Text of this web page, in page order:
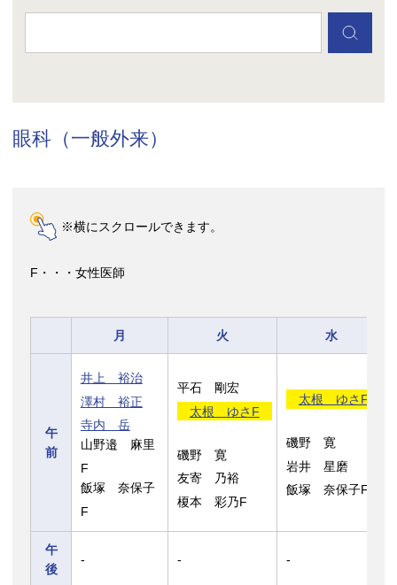
眼科（一般外来）
※横にスクロールできます。
F・・・女性医師
月 火 水
午
前
井上 裕治
澤村 裕正
寺内 岳
山野邉 麻里
F
飯塚 奈保子
F
平石 剛宏
太根 ゆさF
磯野 寛
友寄 乃裕
榎本 彩乃F
太根 ゆさF
磯野 寛
岩井 星磨
飯塚 奈保子F
午
後
- - -